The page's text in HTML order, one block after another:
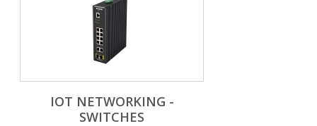
IOT NETWORKING -
SWITCHES